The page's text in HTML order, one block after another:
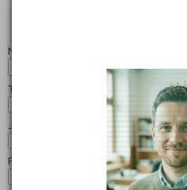
Název:
Typ:
Jazyk:
Forma: